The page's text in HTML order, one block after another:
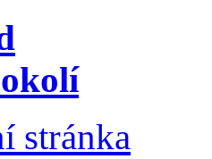
stránka